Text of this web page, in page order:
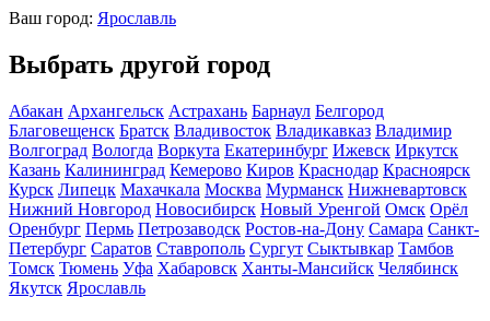
Ваш город: Ярославль
Выбрать другой город
Абакан Архангельск Астрахань Барнаул Белгород
Благовещенск Братск Владивосток Владикавказ Владимир
Волгоград Вологда Воркута Екатеринбург Ижевск Иркутск
Казань Калининград Кемерово Киров Краснодар Красноярск
Курск Липецк Махачкала Москва Мурманск Нижневартовск
Нижний Новгород Новосибирск Новый Уренгой Омск Орёл
Оренбург Пермь Петрозаводск Ростов-на-Дону Самара Санкт-
Петербург Саратов Ставрополь Сургут Сыктывкар Тамбов
Томск Тюмень Уфа Хабаровск Ханты-Мансийск Челябинск
Якутск Ярославль